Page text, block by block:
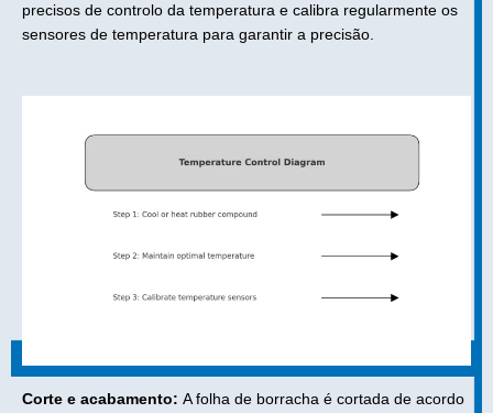
precisos de controlo da temperatura e calibra regularmente os
sensores de temperatura para garantir a precisão.
Corte e acabamento: A folha de borracha é cortada de acordo